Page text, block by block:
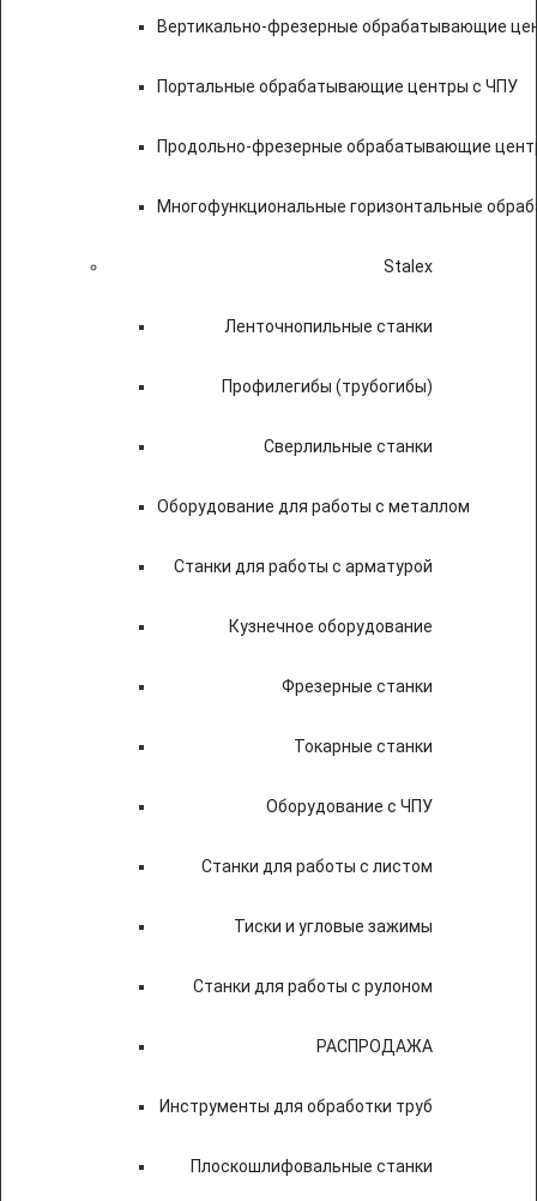
Вертикально-фрезерные обрабатывающие
Портальные обрабатывающие центры с ЧПУ
Продольно-фрезерные обрабатывающие
Многофункциональные горизонтальные
Stalex
Ленточнопильные станки
Профилегибы (трубогибы)
Сверлильные станки
Оборудование для работы с металлом
Станки для работы с арматурой
Кузнечное оборудование
Фрезерные станки
Токарные станки
Оборудование с ЧПУ
Станки для работы с листом
Тиски и угловые зажимы
Станки для работы с рулоном
РАСПРОДАЖА
Инструменты для обработки труб
Плоскошлифовальные станки